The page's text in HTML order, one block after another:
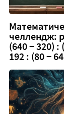
челлендж:
(640 − 320) :
192 : (80 −